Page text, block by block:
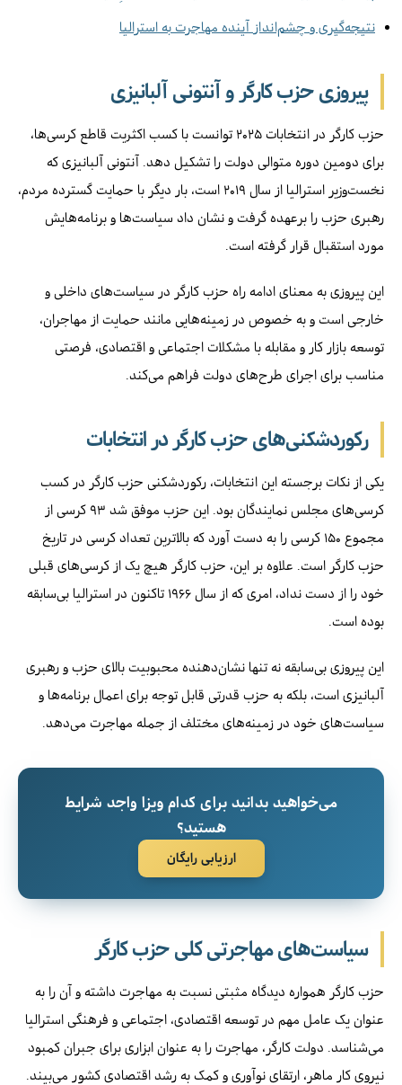
نتیجه‌گیری و چشم‌انداز آینده مهاجرت به استرالیا
پیروزی حزب کارگر و آنتونی آلبانیزی
حزب کارگر در انتخابات ۲۰۲۵ توانست با کسب اکثریت قاطع کرسی‌ها،
برای دومین دوره متوالی دولت را تشکیل دهد. آنتونی آلبانیزی که
نخست‌وزیر استرالیا از سال ۲۰۱۹ است، بار دیگر با حمایت گسترده مردم،
رهبری حزب را برعهده گرفت و نشان داد سیاست‌ها و برنامه‌هایش
مورد استقبال قرار گرفته است.
این پیروزی به معنای ادامه راه حزب کارگر در سیاست‌های داخلی و
خارجی است و به خصوص در زمینه‌هایی مانند حمایت از مهاجران،
توسعه بازار کار و مقابله با مشکلات اجتماعی و اقتصادی، فرصتی
مناسب برای اجرای طرح‌های دولت فراهم می‌کند.
رکوردشکنی‌های حزب کارگر در انتخابات
یکی از نکات برجسته این انتخابات، رکوردشکنی حزب کارگر در کسب
کرسی‌های مجلس نمایندگان بود. این حزب موفق شد ۹۳ کرسی از
مجموع ۱۵۰ کرسی را به دست آورد که بالاترین تعداد کرسی در تاریخ
حزب کارگر است. علاوه بر این، حزب کارگر هیچ یک از کرسی‌های قبلی
خود را از دست نداد، امری که از سال ۱۹۶۶ تاکنون در استرالیا بی‌سابقه
بوده است.
این پیروزی بی‌سابقه نه تنها نشان‌دهنده محبوبیت بالای حزب و رهبری
آلبانیزی است، بلکه به حزب قدرتی قابل توجه برای اعمال برنامه‌ها و
سیاست‌های خود در زمینه‌های مختلف از جمله مهاجرت می‌دهد.
می‌خواهید بدانید برای کدام ویزا واجد شرایط
هستید؟
ارزیابی رایگان
سیاست‌های مهاجرتی کلی حزب کارگر
حزب کارگر همواره دیدگاه مثبتی نسبت به مهاجرت داشته و آن را به
عنوان یک عامل مهم در توسعه اقتصادی، اجتماعی و فرهنگی استرالیا
می‌شناسد. دولت کارگر، مهاجرت را به عنوان ابزاری برای جبران کمبود
نیروی کار ماهر، ارتقای نوآوری و کمک به رشد اقتصادی کشور می‌بیند.